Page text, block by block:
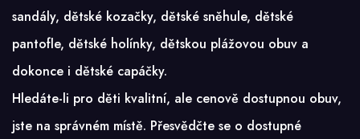
sandály, dětské kozačky, dětské sněhule, dětské
pantofle, dětské holínky, dětskou plážovou obuv a
dokonce i dětské capáčky.
Hledáte-li pro děti kvalitní, ale cenově dostupnou obuv,
jste na správném místě. Přesvědčte se o dostupné